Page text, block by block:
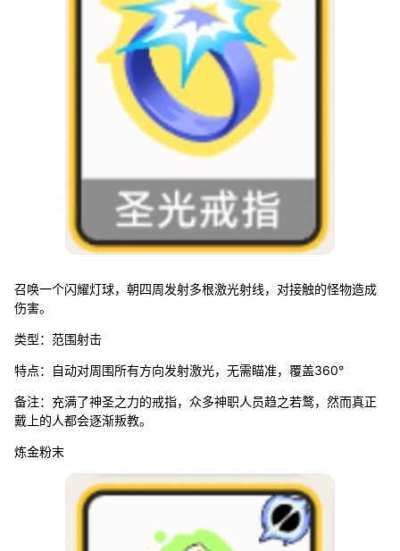
召唤一个闪耀灯球，朝四周发射多根激光射线，对接触的怪物造成
伤害。
类型：范围射击
特点：自动对周围所有方向发射激光，无需瞄准，覆盖360°
备注：充满了神圣之力的戒指，众多神职人员趋之若鹜，然而真正
戴上的人都会逐渐叛教。
炼金粉末